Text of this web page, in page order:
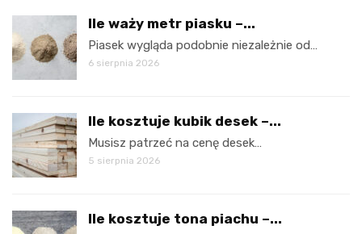
Ile waży metr piasku –...
Piasek wygląda podobnie niezależnie od…
6 sierpnia 2026
Ile kosztuje kubik desek –...
Musisz patrzeć na cenę desek…
5 sierpnia 2026
Ile kosztuje tona piachu –...